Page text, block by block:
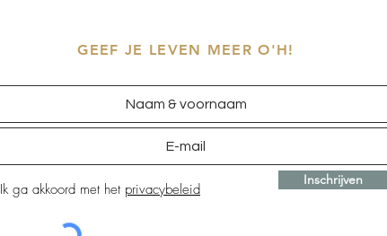
GEEF JE LEVEN MEER O'H!
Ik ga akkoord met het privacybeleid
Inschrijven